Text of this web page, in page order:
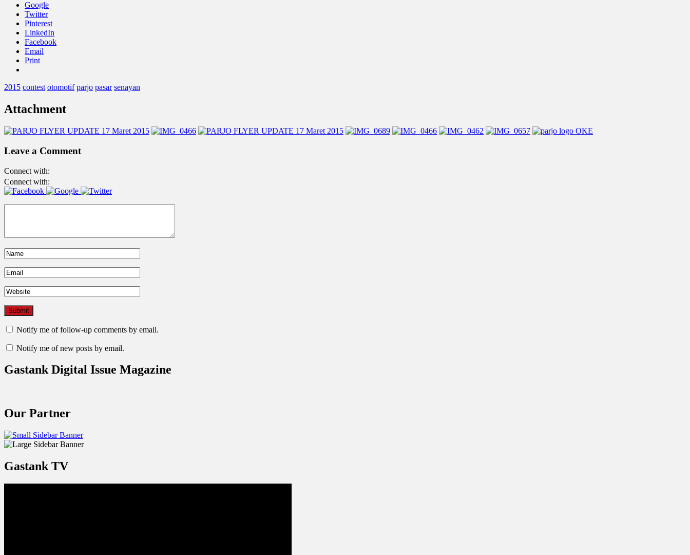
Google
Twitter
Pinterest
LinkedIn
Facebook
Email
Print
2015 contest otomotif parjo pasar senayan
Attachment
Leave a Comment
Connect with:
Connect with:
Notify me of follow-up comments by email.
Notify me of new posts by email.
Gastank Digital Issue Magazine
Our Partner
Gastank TV